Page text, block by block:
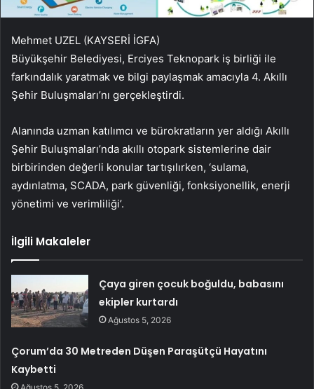
Mehmet UZEL (KAYSERİ İGFA)
Büyükşehir Belediyesi, Erciyes Teknopark iş birliği ile
farkındalık yaratmak ve bilgi paylaşmak amacıyla 4. Akıllı
Şehir Buluşmaları’nı gerçekleştirdi.
Alanında uzman katılımcı ve bürokratların yer aldığı Akıllı
Şehir Buluşmaları’nda akıllı otopark sistemlerine dair
birbirinden değerli konular tartışılırken, ‘sulama,
aydınlatma, SCADA, park güvenliği, fonksiyonellik, enerji
yönetimi ve verimliliği’.
İlgili Makaleler
Çaya giren çocuk boğuldu, babasını
ekipler kurtardı
Ağustos 5, 2026
Çorum’da 30 Metreden Düşen Paraşütçü Hayatını
Kaybetti